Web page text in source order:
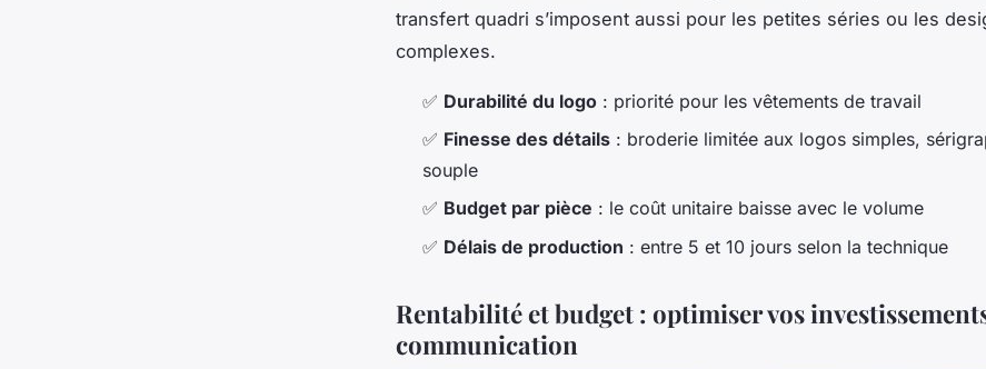
transfert quadri s’imposent aussi pour les petites séries ou les
complexes.
✅ Durabilité du logo : priorité pour les vêtements de travail
✅ Finesse des détails : broderie limitée aux logos simples,
souple
✅ Budget par pièce : le coût unitaire baisse avec le volume
✅ Délais de production : entre 5 et 10 jours selon la technique
Rentabilité et budget : optimiser vos
communication